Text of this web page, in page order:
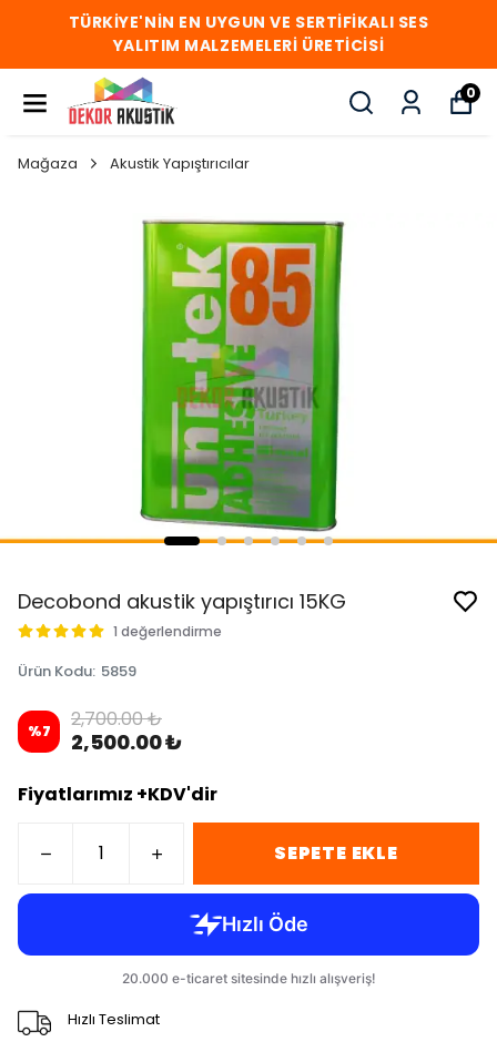
TÜRKİYE'NİN EN UYGUN VE SERTİFİKALI SES
YALITIM MALZEMELERİ ÜRETİCİSİ
0
Mağaza Akustik Yapıştırıcılar
Decobond akustik yapıştırıcı 15KG
1 değerlendirme
Ürün Kodu: 5859
%7 2,700.00 ₺
2,500.00 ₺
Fiyatlarımız +KDV'dir
SEPETE EKLE
Hızlı Teslimat